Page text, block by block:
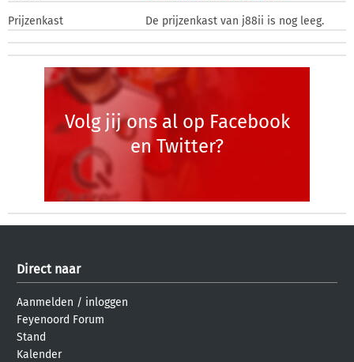
Prijzenkast De prijzenkast van j88ii is nog leeg.
Volg jij ons al op Facebook
en Twitter?
Direct naar
Aanmelden / inloggen
Feyenoord Forum
Stand
Kalender